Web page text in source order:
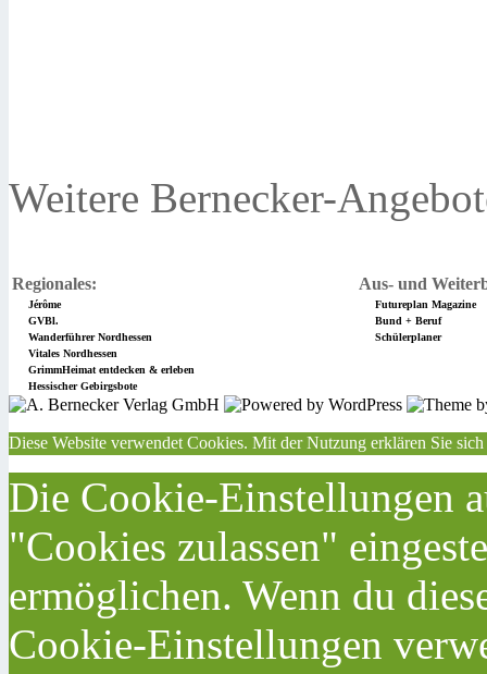
Weitere Bernecker-
Regionales: Aus- und
Jérôme
Futureplan Magazine
GVBl.
Bund + Beruf
Wanderführer Nordhessen
Schülerplaner
Vitales Nordhessen
GrimmHeimat entdecken & erleben
Hessischer Gebirgsbote
Diese Website verwendet Cookies. Mit der Nutzung erklären Sie
Die Cookie-Einstellungen
"Cookies zulassen"
ermöglichen. Wenn du
Cookie-Einstellungen